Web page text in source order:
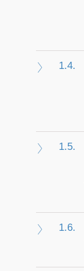
1.4.
1.5.
1.6.